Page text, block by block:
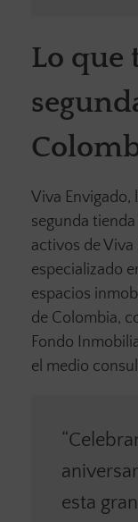
Lo que
Viva Envigado,
segunda
activos de
especializado
espacios
de Colombia,
Fondo
el medio
esta